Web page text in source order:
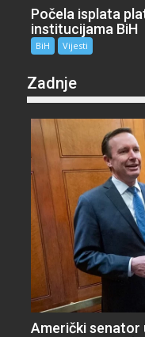
Počela isplata
institucijama BiH
BiH Vijesti
Zadnje
Američki senator